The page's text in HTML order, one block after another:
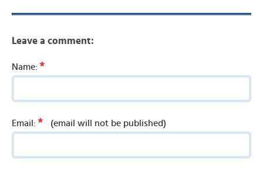
Leave a comment:
Name: *
Email: * (email will not be published)